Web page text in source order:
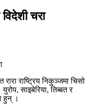
चरा
राष्ट्रिय निकुञ्जमा चिसो
साइबेरिया, तिब्बत र
हुन् ।